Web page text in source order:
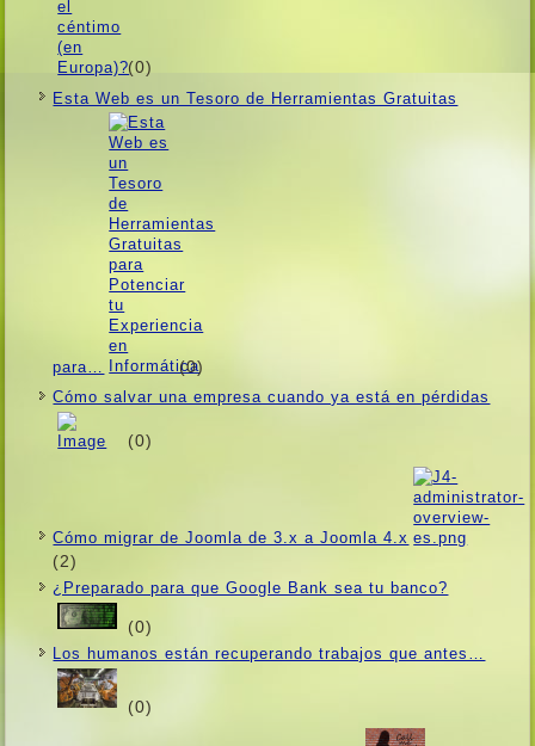
(0)
Esta Web es un Tesoro de Herramientas Gratuitas
para… (0)
Cómo salvar una empresa cuando ya está en pérdidas
(0)
Cómo migrar de Joomla de 3.x a Joomla 4.x
(2)
¿Preparado para que Google Bank sea tu banco?
(0)
Los humanos están recuperando trabajos que antes…
(0)